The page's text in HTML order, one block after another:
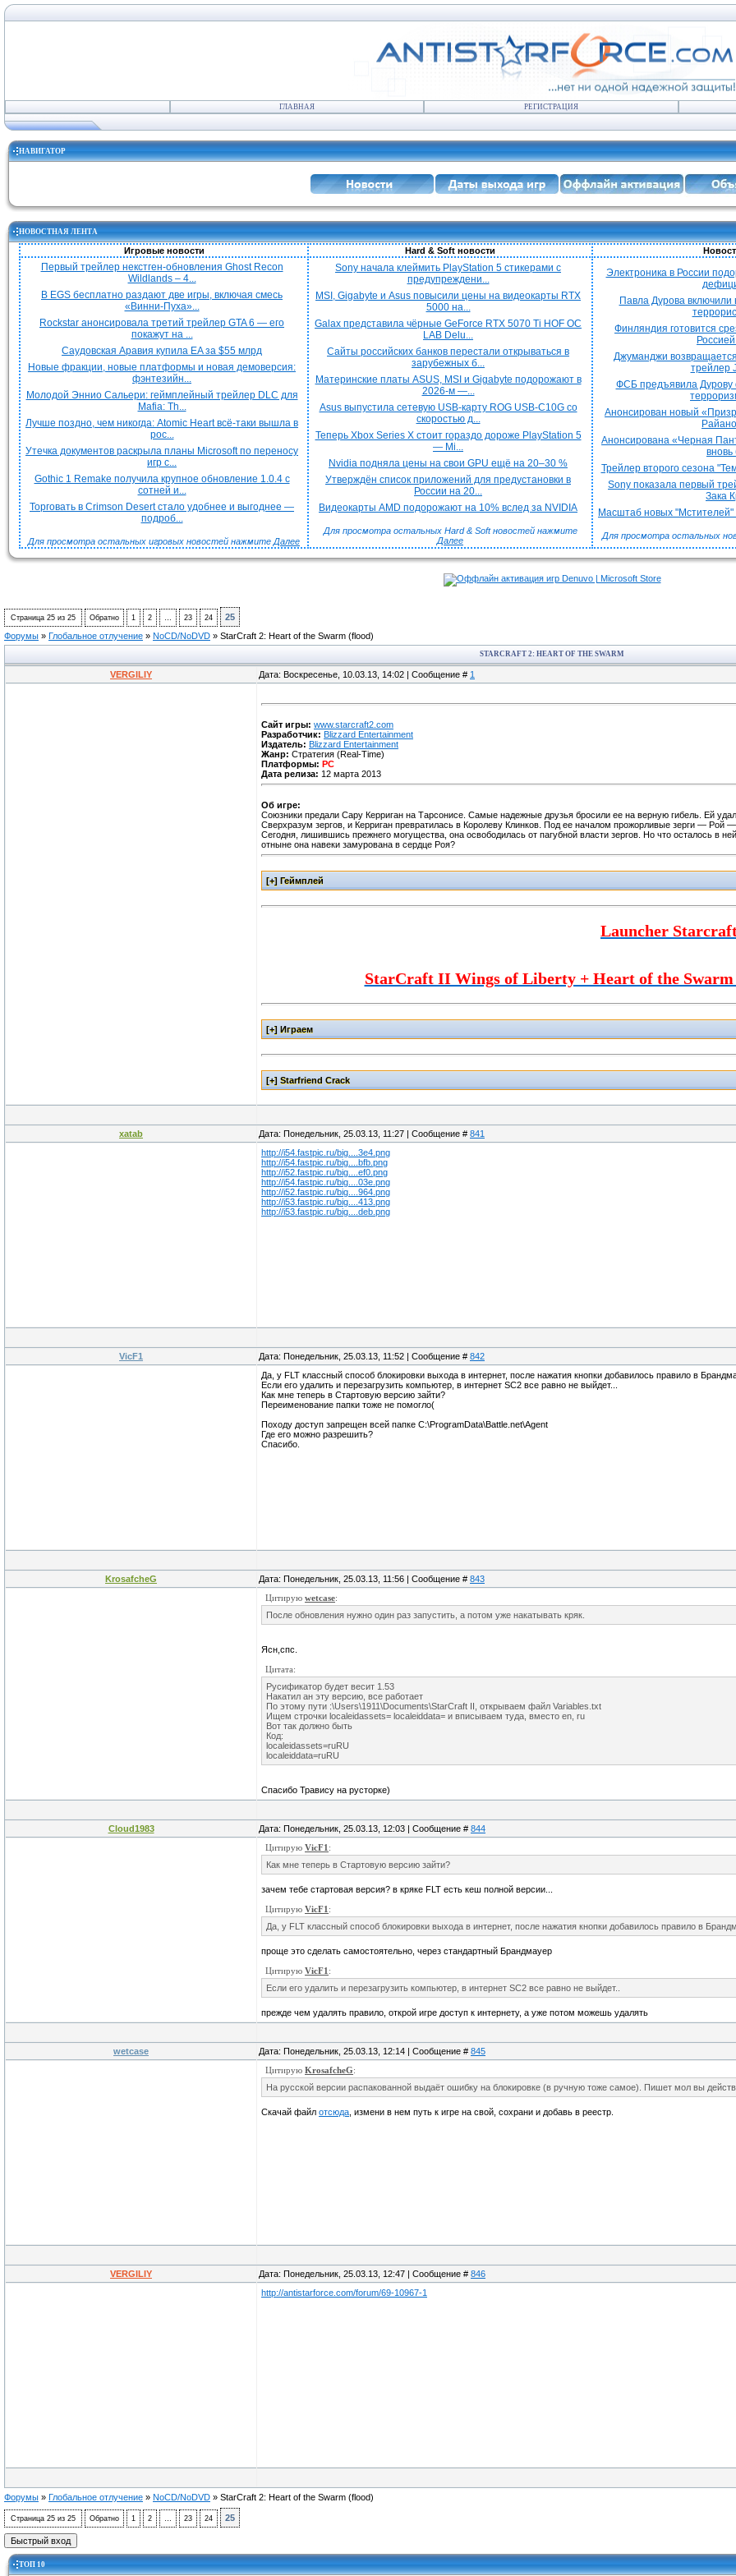
ГЛАВНАЯ РЕГИСТРАЦИЯ
НАВИГАТОР
НОВОСТНАЯ ЛЕНТА
Игровые новости Hard & Soft новости
Первый трейлер некстген-обновления Ghost Recon
Wildlands – 4...
В EGS бесплатно раздают две игры, включая смесь
«Винни-Пуха»...
Rockstar анонсировала третий трейлер GTA 6 — его
покажут на ...
Саудовская Аравия купила EA за $55 млрд
Новые фракции, новые платформы и новая демоверсия:
фэнтезийн...
Молодой Эннио Сальери: геймплейный трейлер DLC для
Mafia: Th...
Лучше поздно, чем никогда: Atomic Heart всё-таки вышла в
рос...
Утечка документов раскрыла планы Microsoft по переносу
игр с...
Gothic 1 Remake получила крупное обновление 1.0.4 с
сотней и...
Торговать в Crimson Desert стало удобнее и выгоднее —
подроб...
Для просмотра остальных игровых новостей нажмите Далее
Sony начала клеймить PlayStation 5 стикерами с
предупреждени...
MSI, Gigabyte и Asus повысили цены на видеокарты RTX
5000 на...
Galax представила чёрные GeForce RTX 5070 Ti HOF OC
LAB Delu...
Сайты российских банков перестали открываться в
зарубежных б...
Материнские платы ASUS, MSI и Gigabyte подорожают в
2026-м —...
Asus выпустила сетевую USB-карту ROG USB-C10G со
скоростью д...
Теперь Xbox Series X стоит гораздо дороже PlayStation 5
— Mi...
Nvidia подняла цены на свои GPU ещё на 20–30 %
Утверждён список приложений для предустановки в
России на 20...
Видеокарты AMD подорожают на 10% вслед за NVIDIA
Для просмотра остальных Hard & Soft новостей нажмите
Далее
Электроника в России
Павла Дурова включили
Финляндия готовится
Джуманджи
трейлер
ФСБ предъявила Дурову
Анонсирован новый
Анонсирована «Черная
вновь
Трейлер второго сезона
Sony показала первый
Зака
Масштаб новых
Для просмотра остальных
Страница 25 из 25 Обратно 1 2 … 23 24 25
Форумы » Глобальное отлучение » NoCD/NoDVD » StarCraft 2: Heart of the Swarm (flood)
STARCRAFT 2: HEART OF THE SWARM
VERGILIY Дата: Воскресенье, 10.03.13, 14:02 | Сообщение # 1
Сайт игры: www.starcraft2.com
Разработчик: Blizzard Entertainment
Издатель: Blizzard Entertainment
Жанр: Стратегия (Real-Time)
Платформы: PC
Дата релиза: 12 марта 2013
Об игре:
Союзники предали Сару Керриган на Тарсонисе. Самые надежные друзья бросили ее на верную гибель. Ей
Сверхразум зергов, и Керриган превратилась в Королеву Клинков. Под ее началом прожорливые зерги —
Сегодня, лишившись прежнего могущества, она освободилась от пагубной власти зергов. Но что осталось в
отныне она навеки замурована в сердце Роя?
Launcher
StarCraft II Wings of Liberty + Heart of the
xatab Дата: Понедельник, 25.03.13, 11:27 | Сообщение # 841
http://i54.fastpic.ru/big....3e4.png
http://i54.fastpic.ru/big....bfb.png
http://i52.fastpic.ru/big....ef0.png
http://i54.fastpic.ru/big....03e.png
http://i52.fastpic.ru/big....964.png
http://i53.fastpic.ru/big....413.png
http://i53.fastpic.ru/big....deb.png
VicF1 Дата: Понедельник, 25.03.13, 11:52 | Сообщение # 842
Да, у FLT классный способ блокировки выхода в интернет, после нажатия кнопки добавилось правило в
Если его удалить и перезагрузить компьютер, в интернет SC2 все равно не выйдет...
Как мне теперь в Стартовую версию зайти?
Переименование папки тоже не помогло(
Походу доступ запрещен всей папке C:\ProgramData\Battle.net\Agent
Где его можно разрешить?
Спасибо.
KrosafcheG Дата: Понедельник, 25.03.13, 11:56 | Сообщение # 843
Цитирую wetcase:
После обновления нужно один раз запустить, а потом уже накатывать кряк.
Ясн,спс.
Цитата:
Русификатор будет весит 1.53
Накатил ан эту версию, все работает
По этому пути :\Users\1911\Documents\StarCraft II, открываем файл Variables.txt
Ищем строчки localeidassets= localeiddata= и вписываем туда, вместо en, ru
Вот так должно быть
Код:
localeidassets=ruRU
localeiddata=ruRU
Спасибо Травису на русторке)
Cloud1983 Дата: Понедельник, 25.03.13, 12:03 | Сообщение # 844
Цитирую VicF1 :
Как мне теперь в Стартовую версию зайти?
зачем тебе стартовая версия? в кряке FLT есть кеш полной версии...
Цитирую VicF1 :
Да, у FLT классный способ блокировки выхода в интернет, после нажатия кнопки добавилось правило в
проще это сделать самостоятельно, через стандартный Брандмауер
Цитирую VicF1 :
Если его удалить и перезагрузить компьютер, в интернет SC2 все равно не выйдет..
прежде чем удалять правило, открой игре доступ к интернету, а уже потом можешь удалять
wetcase Дата: Понедельник, 25.03.13, 12:14 | Сообщение # 845
Цитирую KrosafcheG:
На русской версии распакованной выдаёт ошибку на блокировке (в ручную тоже самое). Пишет мол вы
Скачай файл отсюда , измени в нем путь к игре на свой, сохрани и добавь в реестр.
VERGILIY Дата: Понедельник, 25.03.13, 12:47 | Сообщение # 846
http://antistarforce.com/forum/69-10967-1
Форумы » Глобальное отлучение » NoCD/NoDVD » StarCraft 2: Heart of the Swarm (flood)
Страница 25 из 25 Обратно 1 2 … 23 24 25
ТОП 10